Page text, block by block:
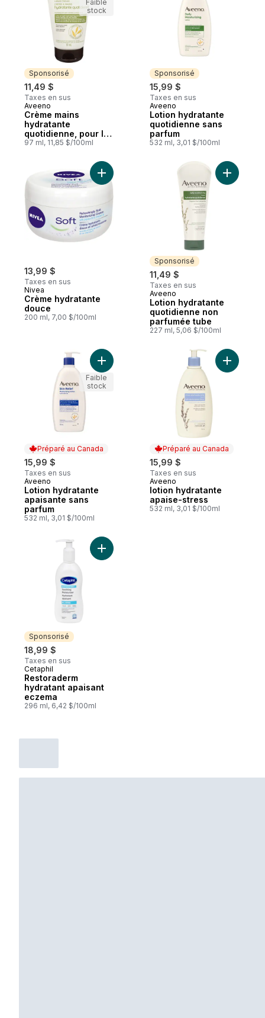
Sponsorisé
11,49 $
Taxes en sus
Sponsorisé
Aveeno
Crème mains
hydratante
quotidienne, pour la
peau sèche des
avoine sans OGM,
sans parabènes,
sans parfum
97 ml, 11,85 $/100ml
Faible
stock
Sponsorisé
15,99 $
Taxes en sus
Sponsorisé
Aveeno
Lotion hydratante
quotidienne sans
parfum
532 ml, 3,01 $/100ml
13,99 $
Taxes en sus
Nivea
Crème hydratante
douce
200 ml, 7,00 $/100ml
Ajouter Crème hydratante douce au
Sponsorisé
11,49 $
Taxes en sus
Sponsorisé
Aveeno
Lotion hydratante
quotidienne non
parfumée tube
227 ml, 5,06 $/100ml
Ajouter
Préparé au Canada
15,99 $
Taxes en sus
Préparé au Canada
Aveeno
Lotion hydratante
apaisante sans
parfum
532 ml, 3,01 $/100ml
Ajouter Lotion hydratante apaisante sans
Faible
stock
Préparé au Canada
15,99 $
Taxes en sus
Préparé au Canada
Aveeno
lotion hydratante
apaise-stress
532 ml, 3,01 $/100ml
Ajouter
Sponsorisé
18,99 $
Taxes en sus
Sponsorisé
Cetaphil
Restoraderm
hydratant apaisant
eczema
296 ml, 6,42 $/100ml
Ajouter Restoraderm hydratant apaisant